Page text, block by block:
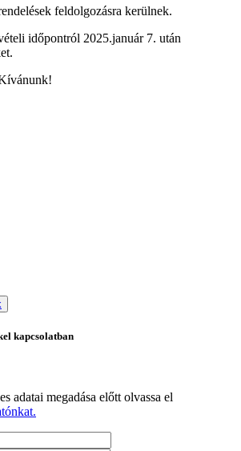
feldolgozásra kerülnek.
időpontról 2025.január 7. után
kapcsolatban
adatai megadása előtt olvassa el